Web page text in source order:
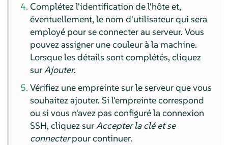
Complétez l'identification de l'hôte et,
éventuellement, le nom d'utilisateur qui sera
employé pour se connecter au serveur. Vous
pouvez assigner une couleur à la machine.
Lorsque les détails sont complétés, cliquez
surAjouter.
Vérifiez une empreinte sur le serveur que vous
souhaitez ajouter. Si l'empreinte correspond
ou si vous n'avez pas configuré la connexion
SSH, cliquez surAccepter la clé et se
connecterpour continuer.